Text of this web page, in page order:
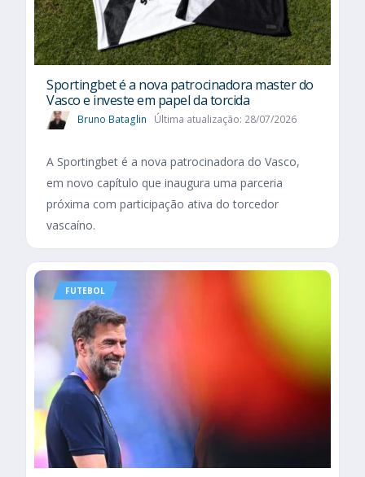
Sportingbet é a nova patrocinadora master do
Vasco e investe em papel da torcida
Bruno Bataglin Última atualização: 28/07/2026
A Sportingbet é a nova patrocinadora do Vasco,
em novo capítulo que inaugura uma parceria
próxima com participação ativa do torcedor
vascaíno.
FUTEBOL